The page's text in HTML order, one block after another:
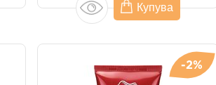
Купува
-2%